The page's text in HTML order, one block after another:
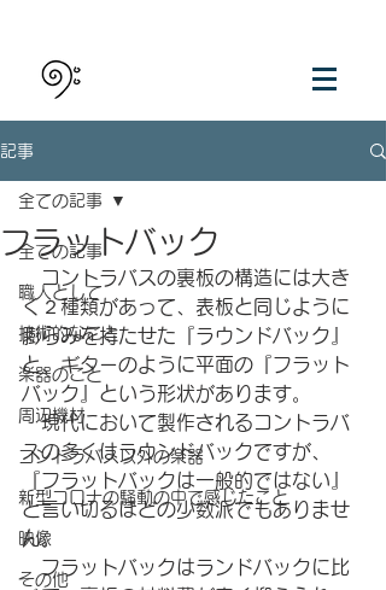
記事
全ての記事
職人として
技術的なこと
楽器のこと
周辺機材
コントラバス以外の楽器
新型コロナの騒動の中で感じたこと
映像
その他
全ての記事
フラットバック
コントラバスの裏板の構造には大き
く２種類があって、表板と同じように
膨らみを持たせた『ラウンドバック』
と、ギターのように平面の『フラット
バック』という形状があります。
現代において製作されるコントラバ
スの多くはラウンドバックですが、
『フラットバックは一般的ではない』
と言い切るほどの少数派でもありませ
ん。
フラットバックはランドバックに比